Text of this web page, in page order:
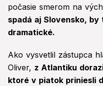
počasie smerom na
spadá aj Slovensko,
dramatické.
Ako vysvetlil zástupca
Oliver, z Atlantiku
ktoré v piatok priniesli